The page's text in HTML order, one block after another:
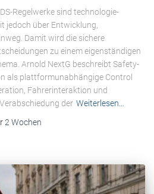
Regelwerke sind technologie-
jedoch über Entwicklung,
Damit wird die sichere
zu einem eigenständigen
Arnold NextG beschreibt Safety-
als plattformunabhängige Control
Fahrerinteraktion und
der Weiterlesen…
2 Wochen